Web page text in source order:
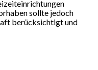
sollte jedoch
berücksichtigt und